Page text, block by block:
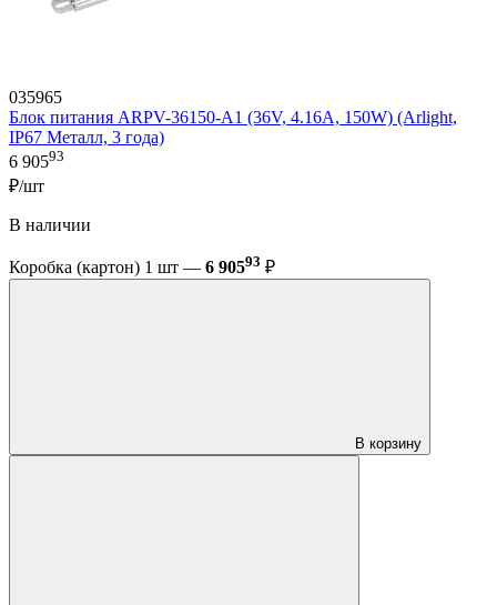
035965
Блок питания ARPV-36150-A1 (36V, 4.16A, 150W) (Arlight,
IP67 Металл, 3 года)
6 90593
₽/шт
В наличии
Коробка (картон) 1 шт — 6 90593 ₽
В корзину